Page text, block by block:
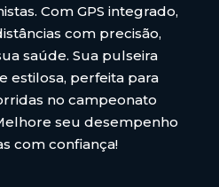
Com GPS integrado,
com precisão,
saúde. Sua pulseira
estilosa, perfeita para
no campeonato
seu desempenho
com confiança!